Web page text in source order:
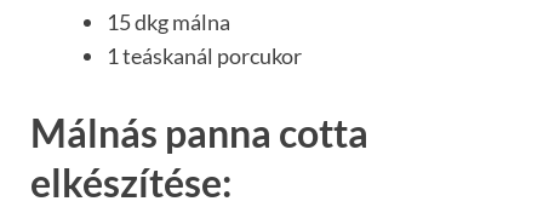
15 dkg málna
1 teáskanál porcukor
Málnás panna cotta
elkészítése: